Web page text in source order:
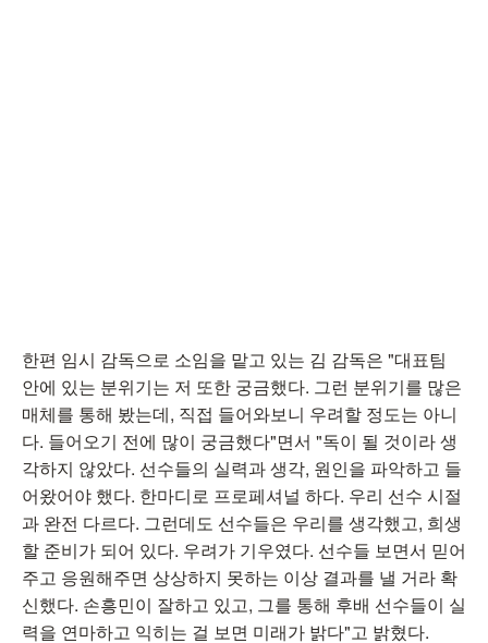
한편 임시 감독으로 소임을 맡고 있는 김 감독은 "대표팀
안에 있는 분위기는 저 또한 궁금했다. 그런 분위기를 많은
매체를 통해 봤는데, 직접 들어와보니 우려할 정도는 아니
다. 들어오기 전에 많이 궁금했다"면서 "독이 될 것이라 생
각하지 않았다. 선수들의 실력과 생각, 원인을 파악하고 들
어왔어야 했다. 한마디로 프로페셔널 하다. 우리 선수 시절
과 완전 다르다. 그런데도 선수들은 우리를 생각했고, 희생
할 준비가 되어 있다. 우려가 기우였다. 선수들 보면서 믿어
주고 응원해주면 상상하지 못하는 이상 결과를 낼 거라 확
신했다. 손흥민이 잘하고 있고, 그를 통해 후배 선수들이 실
력을 연마하고 익히는 걸 보면 미래가 밝다"고 밝혔다.